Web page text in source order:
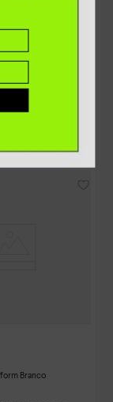
Flatform Branco
Branco